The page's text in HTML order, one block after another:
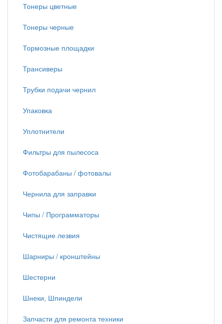
Тонеры цветные
Тонеры черные
Тормозные площадки
Трансиверы
Трубки подачи чернил
Упаковка
Уплотнители
Фильтры для пылесоса
Фотобарабаны / фотовалы
Чернила для заправки
Чипы / Программаторы
Чистящие лезвия
Шарниры / кронштейны
Шестерни
Шнеки, Шпиндели
Запчасти для ремонта техники